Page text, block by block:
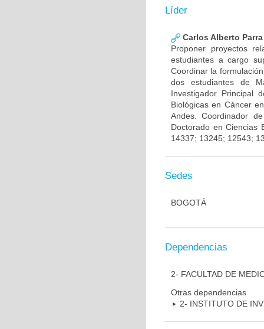
Líder
Carlos Alberto
Proponer proyectos
estudiantes a cargo
Coordinar la
dos estudiantes de
Investigador Principal
Biológicas en Cáncer
Andes. Coordinador
Doctorado en Ciencias
14337; 13245; 12543;
Sedes
BOGOTÁ
Dependencias
2- FACULTAD DE
Otras dependencias
2- INSTITUTO DE